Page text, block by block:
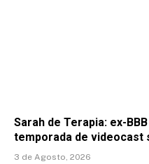
Sarah de Terapia: ex-
temporada de videocast
3 de Agosto, 2026